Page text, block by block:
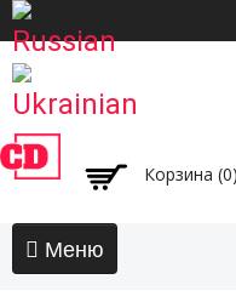
Корзина (0)